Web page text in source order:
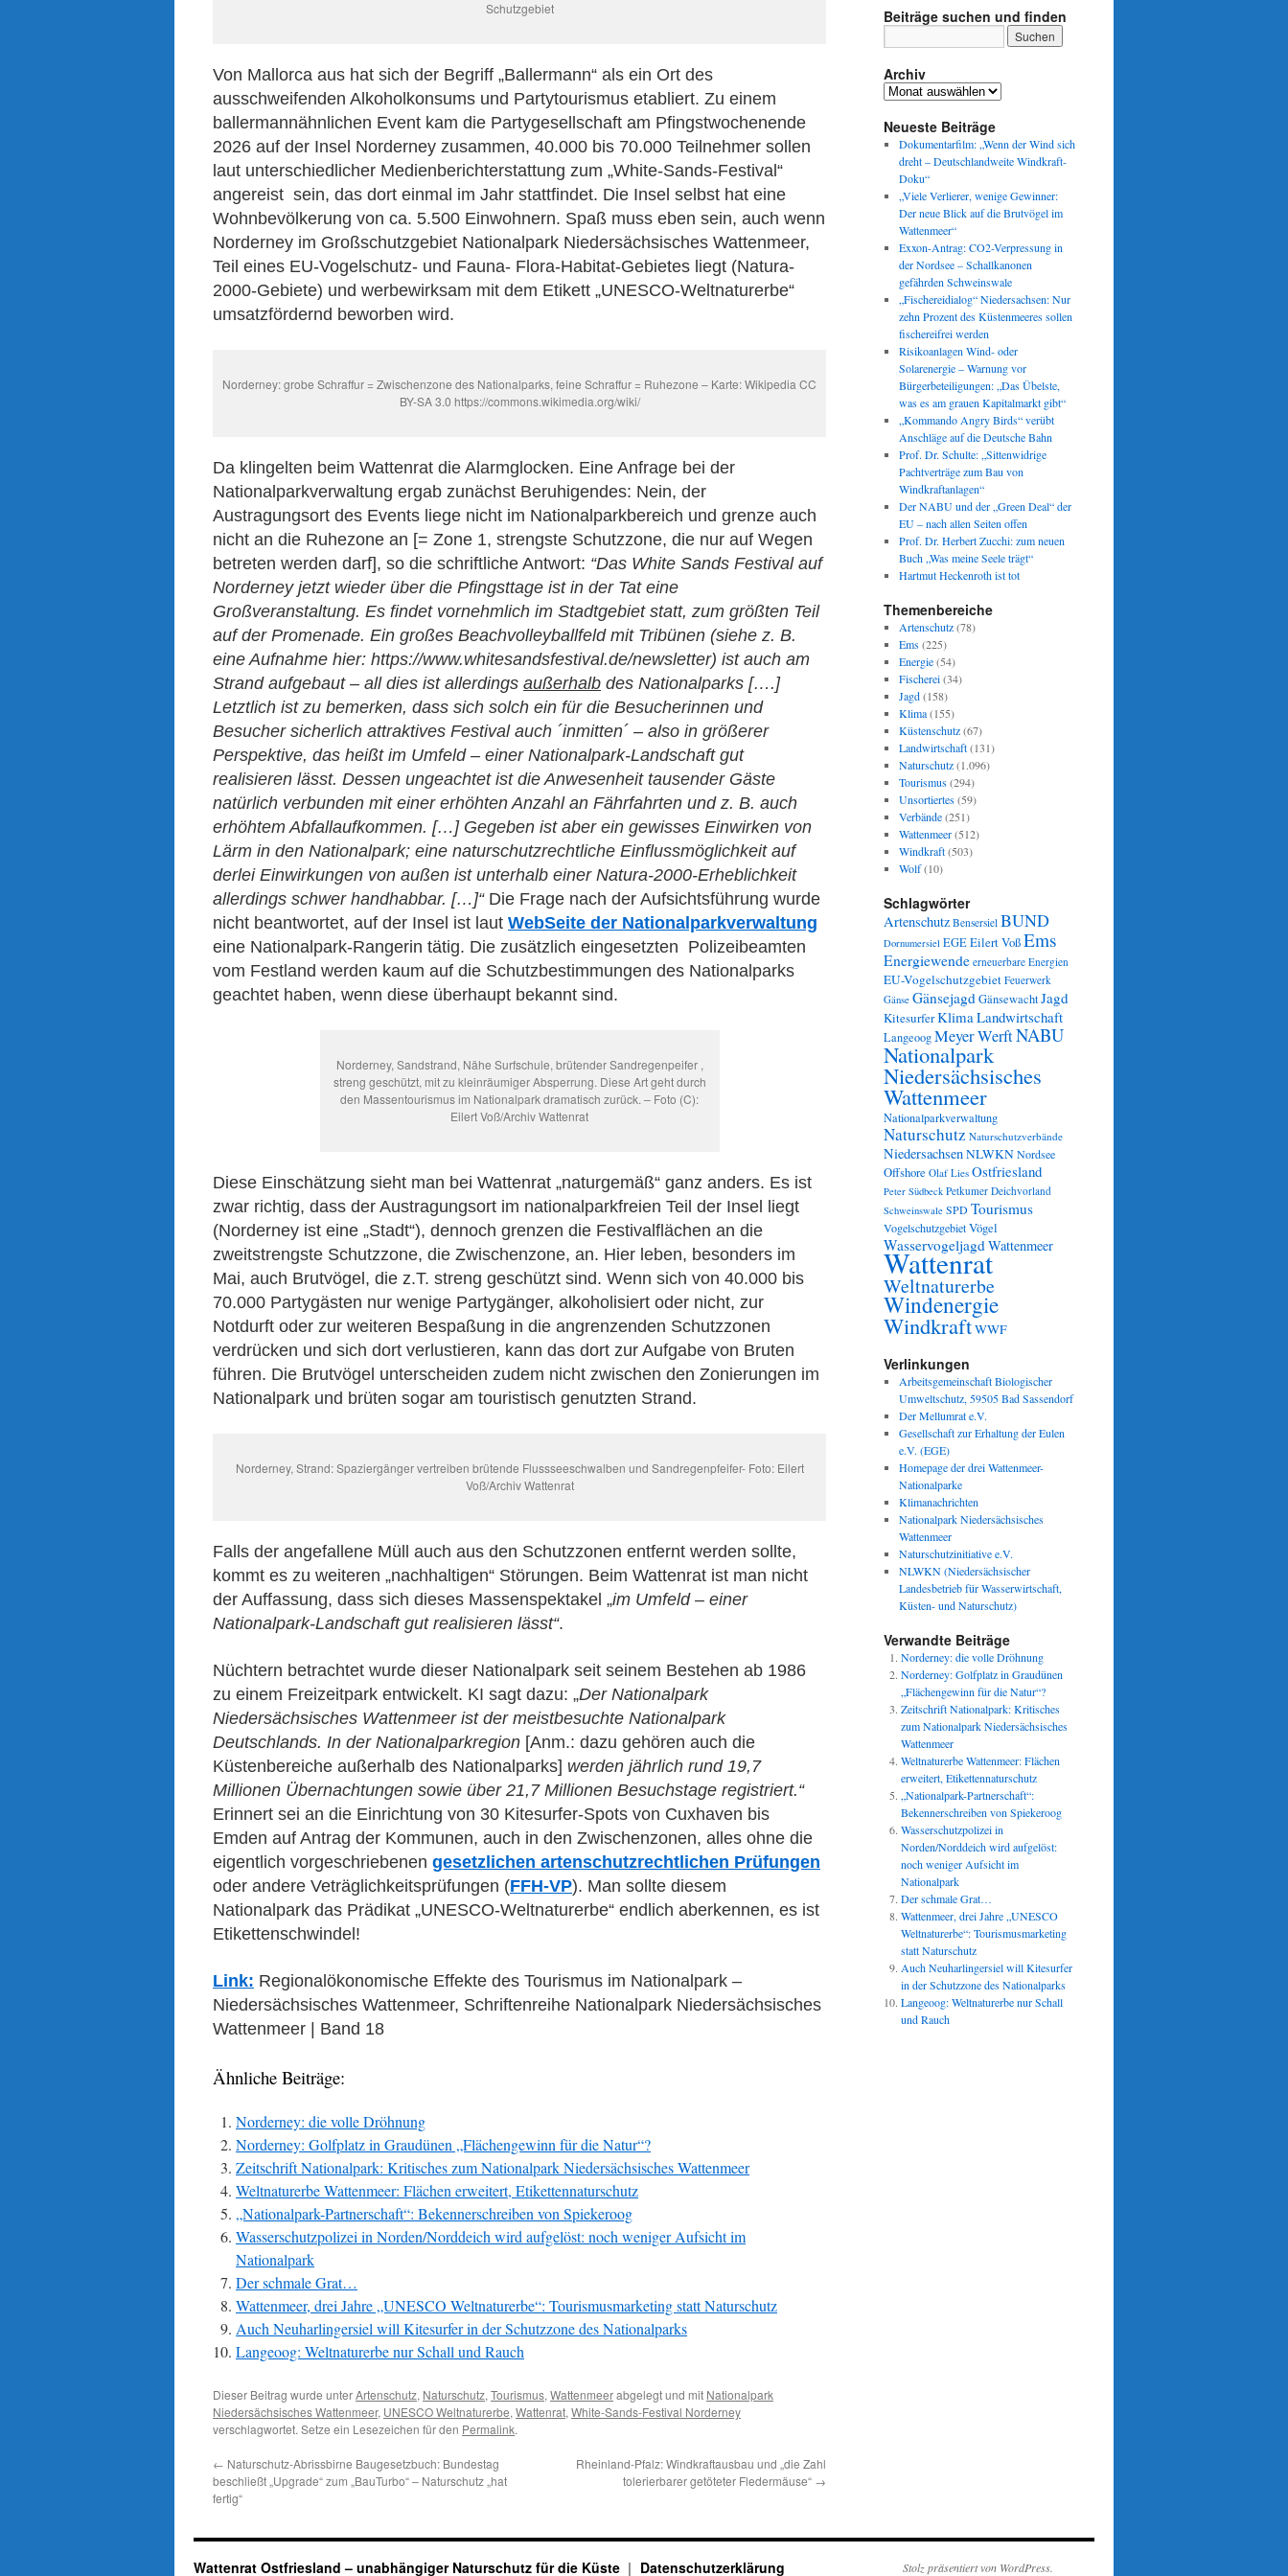
Schutzgebiet
Von Mallorca aus hat sich der Begriff „Ballermann“ als ein Ort des
ausschweifenden Alkoholkonsums und Partytourismus etabliert. Zu einem
ballermannähnlichen Event kam die Partygesellschaft am Pfingstwochenende
2026 auf der Insel Norderney zusammen, 40.000 bis 70.000 Teilnehmer sollen
laut unterschiedlicher Medienberichterstattung zum „White-Sands-Festival“
angereist sein, das dort einmal im Jahr stattfindet. Die Insel selbst hat eine
Wohnbevölkerung von ca. 5.500 Einwohnern. Spaß muss eben sein, auch wenn
Norderney im Großschutzgebiet Nationalpark Niedersächsisches Wattenmeer,
Teil eines EU-Vogelschutz- und Fauna- Flora-Habitat-Gebietes liegt (Natura-
2000-Gebiete) und werbewirksam mit dem Etikett „UNESCO-Weltnaturerbe“
umsatzfördernd beworben wird.
Norderney: grobe Schraffur = Zwischenzone des Nationalparks, feine Schraffur = Ruhezone – Karte: Wikipedia CC
BY-SA 3.0 https://commons.wikimedia.org/wiki/
Da klingelten beim Wattenrat die Alarmglocken. Eine Anfrage bei der
Nationalparkverwaltung ergab zunächst Beruhigendes: Nein, der
Austragungsort des Events liege nicht im Nationalparkbereich und grenze auch
nicht an die Ruhezone an [= Zone 1, strengste Schutzzone, die nur auf Wegen
betreten werden darf], so die schriftliche Antwort: “Das White Sands Festival auf
Norderney jetzt wieder über die Pfingsttage ist in der Tat eine
Großveranstaltung. Es findet vornehmlich im Stadtgebiet statt, zum größten Teil
auf der Promenade. Ein großes Beachvolleyballfeld mit Tribünen (siehe z. B.
eine Aufnahme hier: https://www.whitesandsfestival.de/newsletter) ist auch am
Strand aufgebaut – all dies ist allerdings außerhalb des Nationalparks [….]
Letztlich ist zu bemerken, dass sich solch ein für die Besucherinnen und
Besucher sicherlich attraktives Festival auch ´inmitten´ – also in größerer
Perspektive, das heißt im Umfeld – einer Nationalpark-Landschaft gut
realisieren lässt. Dessen ungeachtet ist die Anwesenheit tausender Gäste
natürlich verbunden mit einer erhöhten Anzahl an Fährfahrten und z. B. auch
erhöhtem Abfallaufkommen. […] Gegeben ist aber ein gewisses Einwirken von
Lärm in den Nationalpark; eine naturschutzrechtliche Einflussmöglichkeit auf
derlei Einwirkungen von außen ist unterhalb einer Natura-2000-Erheblichkeit
allerdings schwer handhabbar. […]“ Die Frage nach der Aufsichtsführung wurde
nicht beantwortet, auf der Insel ist laut WebSeite der Nationalparkverwaltung
eine Nationalpark-Rangerin tätig. Die zusätzlich eingesetzten Polizeibeamten
vom Festland werden kaum auf die Schutzbestimmungen des Nationalparks
geachtet haben, wenn diese überhaupt bekannt sind.
Norderney, Sandstrand, Nähe Surfschule, brütender Sandregenpeifer ,
streng geschützt, mit zu kleinräumiger Absperrung. Diese Art geht durch
den Massentourismus im Nationalpark dramatisch zurück. – Foto (C):
Eilert Voß/Archiv Wattenrat
Diese Einschätzung sieht man bei Wattenrat „naturgemäß“ ganz anders. Es ist
zwar richtig, dass der Austragungsort im nationalparkfreien Teil der Insel liegt
(Norderney ist eine „Stadt“), dennoch grenzen die Festivalflächen an die
zweitstrengste Schutzzone, die Zwischenzone, an. Hier leben, besonders im
Mai, auch Brutvögel, die z.T. streng geschützt sind. Wenn sich von 40.000 bis
70.000 Partygästen nur wenige Partygänger, alkoholisiert oder nicht, zur
Notdurft oder zur weiteren Bespaßung in die angrenzenden Schutzzonen
verdrücken und sich dort verlustieren, kann das dort zur Aufgabe von Bruten
führen. Die Brutvögel unterscheiden zudem nicht zwischen den Zonierungen im
Nationalpark und brüten sogar am touristisch genutzten Strand.
Norderney, Strand: Spaziergänger vertreiben brütende Flussseeschwalben und Sandregenpfeifer- Foto: Eilert
Voß/Archiv Wattenrat
Falls der angefallene Müll auch aus den Schutzzonen entfernt werden sollte,
kommt es zu weiteren „nachhaltigen“ Störungen. Beim Wattenrat ist man nicht
der Auffassung, dass sich dieses Massenspektakel „im Umfeld – einer
Nationalpark-Landschaft gut realisieren lässt“.
Nüchtern betrachtet wurde dieser Nationalpark seit seinem Bestehen ab 1986
zu einem Freizeitpark entwickelt. KI sagt dazu: „Der Nationalpark
Niedersächsisches Wattenmeer ist der meistbesuchte Nationalpark
Deutschlands. In der Nationalparkregion [Anm.: dazu gehören auch die
Küstenbereiche außerhalb des Nationalparks] werden jährlich rund 19,7
Millionen Übernachtungen sowie über 21,7 Millionen Besuchstage registriert.“
Erinnert sei an die Einrichtung von 30 Kitesurfer-Spots von Cuxhaven bis
Emden auf Antrag der Kommunen, auch in den Zwischenzonen, alles ohne die
eigentlich vorgeschriebenen gesetzlichen artenschutzrechtlichen Prüfungen
oder andere Veträglichkeitsprüfungen (FFH-VP). Man sollte diesem
Nationalpark das Prädikat „UNESCO-Weltnaturerbe“ endlich aberkennen, es ist
Etikettenschwindel!
Link: Regionalökonomische Effekte des Tourismus im Nationalpark –
Niedersächsisches Wattenmeer, Schriftenreihe Nationalpark Niedersächsisches
Wattenmeer | Band 18
Ähnliche Beiträge:
Norderney: die volle Dröhnung
Norderney: Golfplatz in Graudünen „Flächengewinn für die Natur“?
Zeitschrift Nationalpark: Kritisches zum Nationalpark Niedersächsisches Wattenmeer
Weltnaturerbe Wattenmeer: Flächen erweitert, Etikettennaturschutz
„Nationalpark-Partnerschaft“: Bekennerschreiben von Spiekeroog
Wasserschutzpolizei in Norden/Norddeich wird aufgelöst: noch weniger Aufsicht im
Nationalpark
Der schmale Grat…
Wattenmeer, drei Jahre „UNESCO Weltnaturerbe“: Tourismusmarketing statt Naturschutz
Auch Neuharlingersiel will Kitesurfer in der Schutzzone des Nationalparks
Langeoog: Weltnaturerbe nur Schall und Rauch
Dieser Beitrag wurde unterArtenschutz, Naturschutz, Tourismus, Wattenmeerabgelegt und mit Nationalpark
Niedersächsisches Wattenmeer, UNESCO Weltnaturerbe, Wattenrat, White-Sands-Festival Norderney
verschlagwortet. Setze ein Lesezeichen für den Permalink.
← Naturschutz-Abrissbirne Baugesetzbuch: Bundestag
beschließt „Upgrade“ zum „BauTurbo“ – Naturschutz „hat
fertig“
Rheinland-Pfalz: Windkraftausbau und „die Zahl
tolerierbarer getöteter Fledermäuse“ →
Beiträge suchen und finden
Archiv
Archiv
Neueste Beiträge
Dokumentarfilm: „Wenn der Wind sich
dreht – Deutschlandweite Windkraft-
Doku“
„Viele Verlierer, wenige Gewinner:
Der neue Blick auf die Brutvögel im
Wattenmeer“
Exxon-Antrag: CO2-Verpressung in
der Nordsee – Schallkanonen
gefährden Schweinswale
„Fischereidialog“ Niedersachsen: Nur
zehn Prozent des Küstenmeeres sollen
fischereifrei werden
Risikoanlagen Wind- oder
Solarenergie – Warnung vor
Bürgerbeteiligungen: „Das Übelste,
was es am grauen Kapitalmarkt gibt“
„Kommando Angry Birds“ verübt
Anschläge auf die Deutsche Bahn
Prof. Dr. Schulte: „Sittenwidrige
Pachtverträge zum Bau von
Windkraftanlagen“
Der NABU und der „Green Deal“ der
EU – nach allen Seiten offen
Prof. Dr. Herbert Zucchi: zum neuen
Buch „Was meine Seele trägt“
Hartmut Heckenroth ist tot
Themenbereiche
Artenschutz(78)
Ems(225)
Energie(54)
Fischerei(34)
Jagd(158)
Klima(155)
Küstenschutz(67)
Landwirtschaft(131)
Naturschutz(1.096)
Tourismus(294)
Unsortiertes(59)
Verbände(251)
Wattenmeer(512)
Windkraft(503)
Wolf(10)
Schlagwörter
Artenschutz Bensersiel BUND
Dornumersiel EGEEilert VoßEms
Energiewende erneuerbare Energien
EU-Vogelschutzgebiet Feuerwerk
Gänse GänsejagdGänsewachtJagd
KitesurferKlimaLandwirtschaft
LangeoogMeyer WerftNABU
Nationalpark
Niedersächsisches
Wattenmeer
Nationalparkverwaltung
Naturschutz Naturschutzverbände
NiedersachsenNLWKNNordsee
Offshore Olaf Lies Ostfriesland
Peter Südbeck Petkumer Deichvorland
Schweinswale SPDTourismus
VogelschutzgebietVögel
WasservogeljagdWattenmeer
Wattenrat
Weltnaturerbe
Windenergie
WindkraftWWF
Verlinkungen
Arbeitsgemeinschaft Biologischer
Umweltschutz, 59505 Bad Sassendorf
Der Mellumrat e.V.
Gesellschaft zur Erhaltung der Eulen
e.V. (EGE)
Homepage der drei Wattenmeer-
Nationalparke
Klimanachrichten
Nationalpark Niedersächsisches
Wattenmeer
Naturschutzinitiative e.V.
NLWKN (Niedersächsischer
Landesbetrieb für Wasserwirtschaft,
Küsten- und Naturschutz)
Verwandte Beiträge
Norderney: die volle Dröhnung
Norderney: Golfplatz in Graudünen
„Flächengewinn für die Natur“?
Zeitschrift Nationalpark: Kritisches
zum Nationalpark Niedersächsisches
Wattenmeer
Weltnaturerbe Wattenmeer: Flächen
erweitert, Etikettennaturschutz
„Nationalpark-Partnerschaft“:
Bekennerschreiben von Spiekeroog
Wasserschutzpolizei in
Norden/Norddeich wird aufgelöst:
noch weniger Aufsicht im
Nationalpark
Der schmale Grat…
Wattenmeer, drei Jahre „UNESCO
Weltnaturerbe“: Tourismusmarketing
statt Naturschutz
Auch Neuharlingersiel will Kitesurfer
in der Schutzzone des Nationalparks
Langeoog: Weltnaturerbe nur Schall
und Rauch
Wattenrat Ostfriesland – unabhängiger Naturschutz für die Küste Datenschutzerklärung Stolz präsentiert von WordPress.